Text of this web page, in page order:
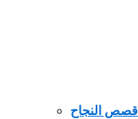
قصص النجاح